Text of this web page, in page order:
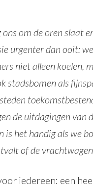
om de oren slaat
urgenter dan ooit:
niet alleen koelen,
stadsbomen als
de uitdagingen
het handig als we
of de
iedereen: een